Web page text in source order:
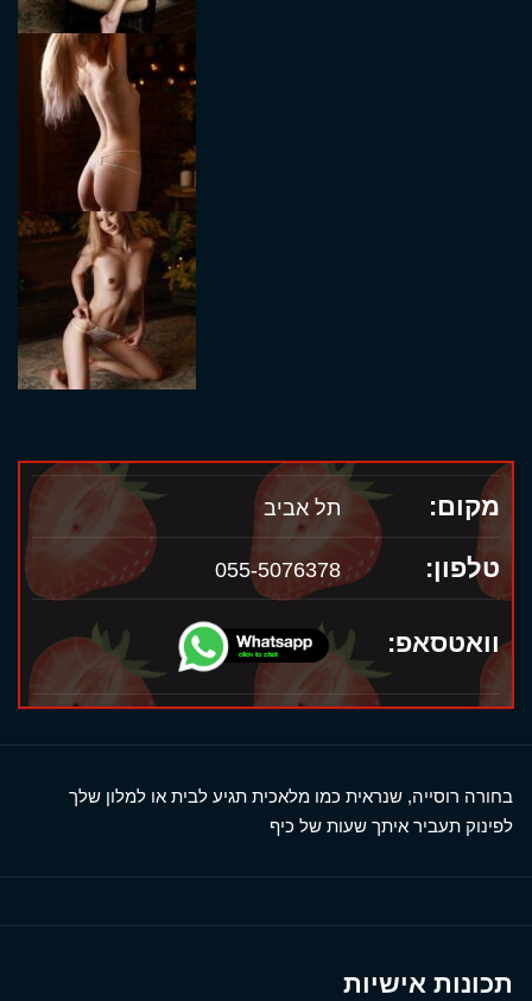
מקום: תל אביב
טלפון: 055-5076378
וואטסאפ:
בחורה רוסייה, שנראית כמו מלאכית תגיע לבית או למלון שלך
לפינוק תעביר איתך שעות של כיף
תכונות אישיות